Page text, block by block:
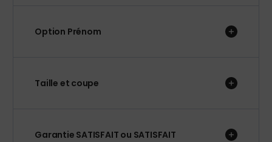
Option Prénom
Taille et coupe
Garantie SATISFAIT ou SATISFAIT